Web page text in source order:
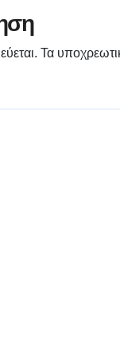
Τα